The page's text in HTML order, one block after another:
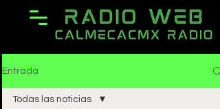
Entrada
Todas las noticias